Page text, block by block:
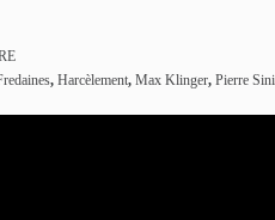
, Harcèlement, Max Klinger, Pierre